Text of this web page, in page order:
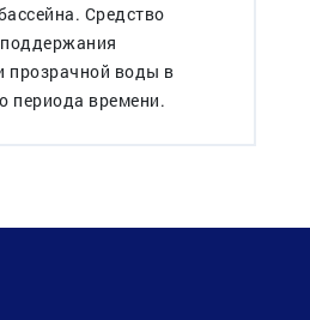
Средство
прозрачной воды в
периода времени.